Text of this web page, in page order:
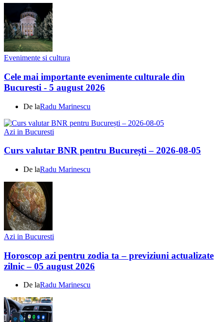
Evenimente si cultura
Cele mai importante evenimente culturale din
Bucuresti - 5 august 2026
De laRadu Marinescu
Azi in Bucuresti
Curs valutar BNR pentru București – 2026-08-05
De laRadu Marinescu
Azi in Bucuresti
Horoscop azi pentru zodia ta – previziuni actualizate
zilnic – 05 august 2026
De laRadu Marinescu